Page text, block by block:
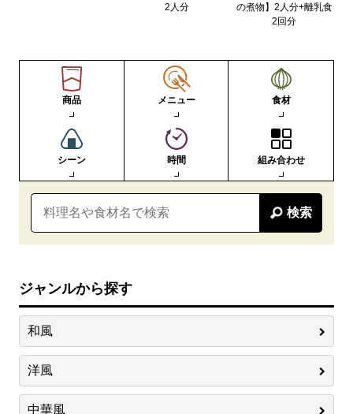
2人分
の煮物】2人分+離乳食
2回分
商品 メニュー 食材
シーン 時間 組み合わせ
検索
ジャンルから探す
和風
洋風
中華風